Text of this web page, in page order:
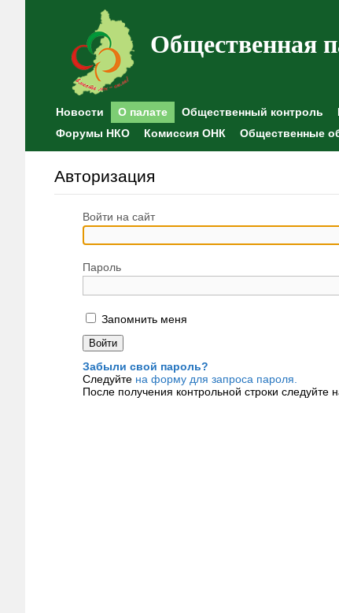
Общественная
Новости О палате Общественный контроль
Форумы НКО
Комиссия ОНК Общественные
Авторизация
Войти на сайт
Пароль
Запомнить меня
Забыли свой пароль?
Следуйте на форму для запроса пароля.
После получения контрольной строки следуйте